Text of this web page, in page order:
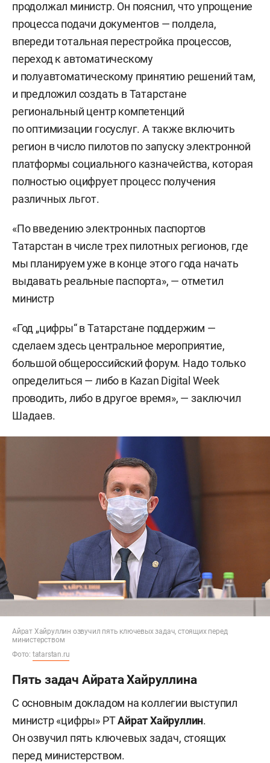
продолжал министр. Он пояснил, что упрощение
процесса подачи документов — полдела,
впереди тотальная перестройка процессов,
переход к автоматическому
и полуавтоматическому принятию решений там,
и предложил создать в Татарстане
региональный центр компетенций
по оптимизации госуслуг. А также включить
регион в число пилотов по запуску электронной
платформы социального казначейства, которая
полностью оцифрует процесс получения
различных льгот.
«По введению электронных паспортов
Татарстан в числе трех пилотных регионов, где
мы планируем уже в конце этого года начать
выдавать реальные паспорта», — отметил
министр
«Год „цифры“ в Татарстане поддержим —
сделаем здесь центральное мероприятие,
большой общероссийский форум. Надо только
определиться — либо в Kazan Digital Week
проводить, либо в другое время», — заключил
Шадаев.
Айрат Хайруллин озвучил пять ключевых задач, стоящих перед
министерством
Фото: tatarstan.ru
Пять задач Айрата Хайруллина
С основным докладом на коллегии выступил
министр «цифры» РТАйрат Хайруллин.
Он озвучил пять ключевых задач, стоящих
перед министерством.